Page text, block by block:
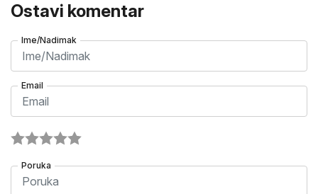
Ostavi komentar
Ime/Nadimak
Email
Poruka